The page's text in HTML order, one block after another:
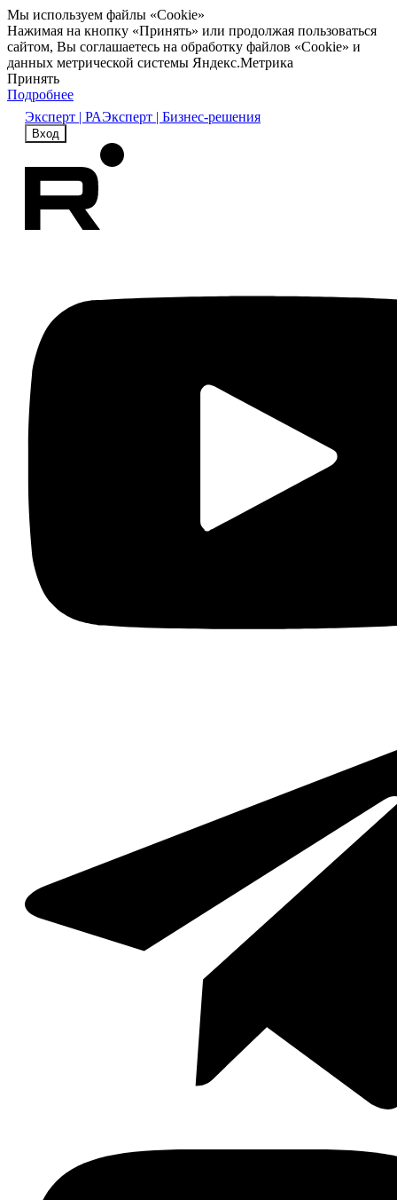
Мы используем файлы «Cookie»
Нажимая на кнопку «Принять» или продолжая пользоваться
сайтом, Вы соглашаетесь на обработку файлов «Cookie» и
данных метрической системы Яндекс.Метрика
Принять
Подробнее
Эксперт | РАЭксперт | Бизнес-решения
Вход